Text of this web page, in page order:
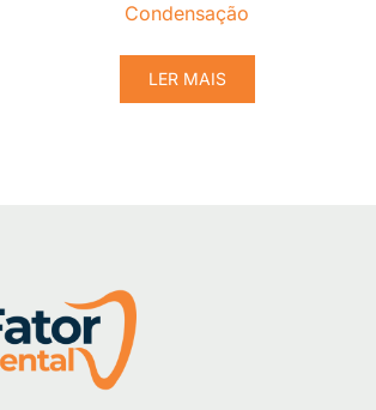
Condensação
LER MAIS